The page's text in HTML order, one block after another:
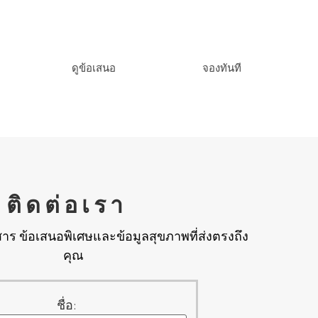
ดูข้อเสนอ จองทันที
ติดต่อเรา
ร ข้อเสนอพิเศษและข้อมูลสุขภาพที่ส่งตรงถึง
คุณ
ชื่อ: